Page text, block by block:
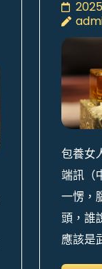
包養女
端訊（
一愣，
頭，誰
應該是